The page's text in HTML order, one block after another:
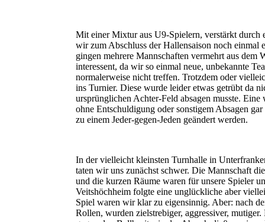
Mit einer Mixtur aus U9-Spielern, verstärkt durch
wir zum Abschluss der Hallensaison noch einmal
gingen mehrere Mannschaften vermehrt aus dem
interessent, da wir so einmal neue, unbekannte
normalerweise nicht treffen. Trotzdem oder
ins Turnier. Diese wurde leider etwas getrübt da
ursprünglichen Achter-Feld absagen musste.
ohne Entschuldigung oder sonstigem Absagen
zu einem Jeder-gegen-Jeden geändert werden.
In der vielleicht kleinsten Turnhalle in
taten wir uns zunächst schwer. Die Mannschaft
und die kurzen Räume waren für unsere Spieler
Veitshöchheim folgte eine unglückliche aber
Spiel waren wir klar zu eigensinnig. Aber: nach
Rollen, wurden zielstrebiger, aggressiver,